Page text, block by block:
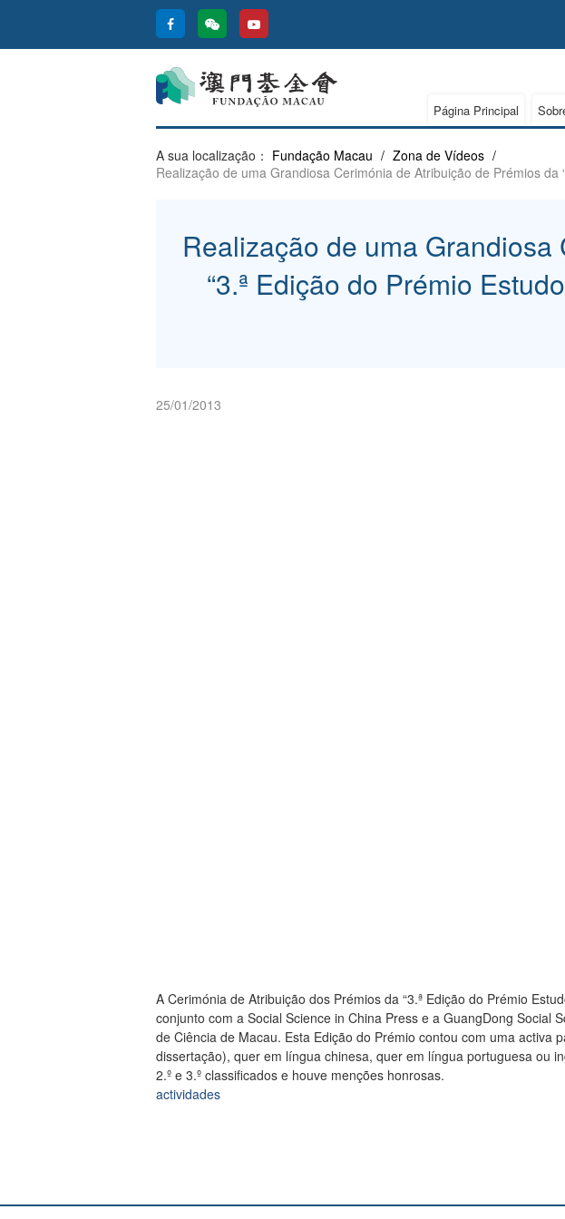
Página Principal
A sua localização： Fundação Macau / Zona de Vídeos /
Realização de uma Grandiosa Cerimónia de Atribuição de Prémios
Realização de uma
“3.ª Edição do Prémio
25/01/2013
A Cerimónia de Atribuição dos Prémios da “3.ª Edição do Prémio
conjunto com a Social Science in China Press e a GuangDong Social
de Ciência de Macau. Esta Edição do Prémio contou com uma
dissertação), quer em língua chinesa, quer em língua portuguesa ou
2.º e 3.º classificados e houve menções honrosas.
actividades